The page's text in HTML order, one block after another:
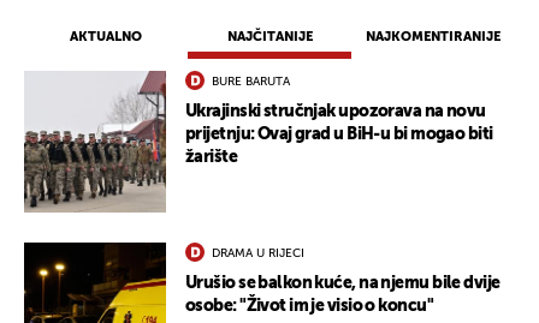
AKTUALNO NAJČITANIJE NAJKOMENTIRANIJE
BURE BARUTA
Ukrajinski stručnjak upozorava na novu
prijetnju: Ovaj grad u BiH-u bi mogao biti
žarište
DRAMA U RIJECI
Urušio se balkon kuće, na njemu bile dvije
osobe: "Život im je visio o koncu"
UKLJUČITE NOTIFIKACIJE